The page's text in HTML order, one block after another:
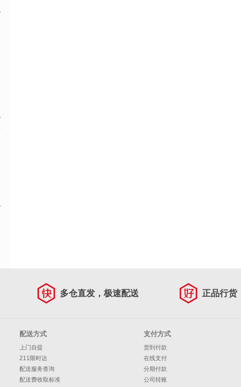
多仓直发，极速配送 正品行货
配送方式
上门自提
211限时达
配送服务查询
配送费收取标准
支付方式
货到付款
在线支付
分期付款
公司转账